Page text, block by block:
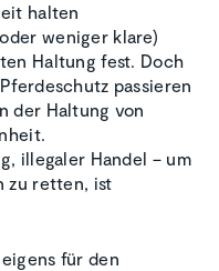
halten
weniger klare)
Haltung fest. Doch
passieren
der Haltung von
illegaler Handel – um
zu retten, ist
für den